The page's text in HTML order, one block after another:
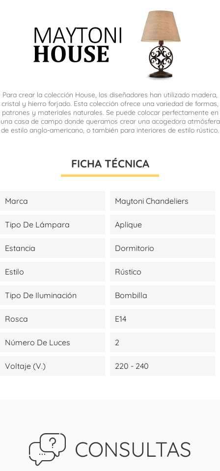
Para crear la colección House, los diseñadores han utilizado madera,
cristal y hierro forjado. Esta colección ofrece una variedad de formas,
patrones y materiales naturales. Se puede colocar perfectamente en
una casa de campo donde queramos crear una acogedora atmósfera
de estilo anglo-americano, o también para interiores de estilo rústico.
FICHA TÉCNICA
Marca Maytoni Chandeliers
Tipo De Lámpara Aplique
Estancia Dormitorio
Estilo Rústico
Tipo De Iluminación Bombilla
Rosca E14
Número De Luces 2
Voltaje (V.) 220 - 240
CONSULTAS